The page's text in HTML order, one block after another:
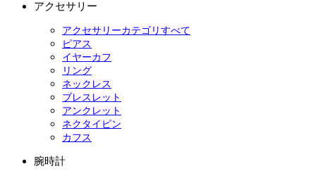
アクセサリー
アクセサリーカテゴリすべて
ピアス
イヤーカフ
リング
ネックレス
ブレスレット
アンクレット
ネクタイピン
カフス
腕時計